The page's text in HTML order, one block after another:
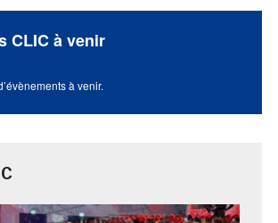
CLIC à venir
à venir.